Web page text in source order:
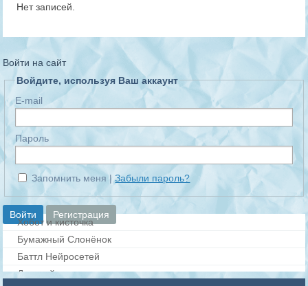
Нет записей.
Войти на сайт
Войдите, используя Ваш аккаунт
E-mail
Пароль
Запомнить меня Забыли пароль?
Хобот и кисточка
Бумажный Слонёнок
Баттл Нейросетей
Дорисуй картинку